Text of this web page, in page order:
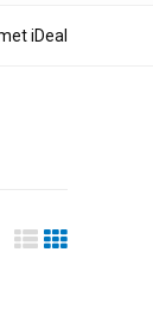
iDeal